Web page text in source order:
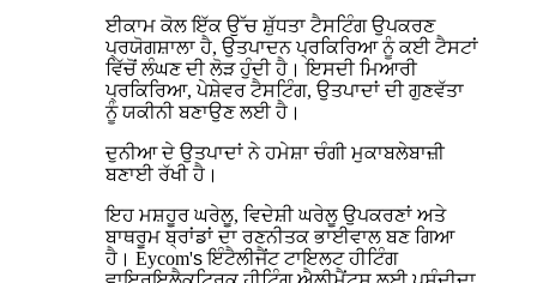
ਈਕਾਮ ਕੋਲ ਇੱਕ ਉੱਚ ਸ਼ੁੱਧਤਾ ਟੈਸਟਿੰਗ ਉਪਕਰਣ
ਪ੍ਰਯੋਗਸ਼ਾਲਾ ਹੈ, ਉਤਪਾਦਨ ਪ੍ਰਕਿਰਿਆ ਨੂੰ ਕਈ ਟੈਸਟਾਂ
ਵਿੱਚੋਂ ਲੰਘਣ ਦੀ ਲੋੜ ਹੁੰਦੀ ਹੈ। ਇਸਦੀ ਮਿਆਰੀ
ਪ੍ਰਕਿਰਿਆ, ਪੇਸ਼ੇਵਰ ਟੈਸਟਿੰਗ, ਉਤਪਾਦਾਂ ਦੀ ਗੁਣਵੱਤਾ
ਨੂੰ ਯਕੀਨੀ ਬਣਾਉਣ ਲਈ ਹੈ।
ਦੁਨੀਆ ਦੇ ਉਤਪਾਦਾਂ ਨੇ ਹਮੇਸ਼ਾ ਚੰਗੀ ਮੁਕਾਬਲੇਬਾਜ਼ੀ
ਬਣਾਈ ਰੱਖੀ ਹੈ।
ਇਹ ਮਸ਼ਹੂਰ ਘਰੇਲੂ, ਵਿਦੇਸ਼ੀ ਘਰੇਲੂ ਉਪਕਰਣਾਂ ਅਤੇ
ਬਾਥਰੂਮ ਬ੍ਰਾਂਡਾਂ ਦਾ ਰਣਨੀਤਕ ਭਾਈਵਾਲ ਬਣ ਗਿਆ
ਹੈ। Eycom's ਇੰਟੈਲੀਜੈਂਟ ਟਾਇਲਟ ਹੀਟਿੰਗ